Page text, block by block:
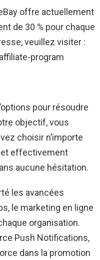
offre actuellement
de 30 % pour chaque
veuillez visiter :
program
pour résoudre
objectif, vous
choisir n’importe
effectivement
aucune hésitation.
les avancées
le marketing en ligne
organisation.
Push Notifications,
dans la promotion